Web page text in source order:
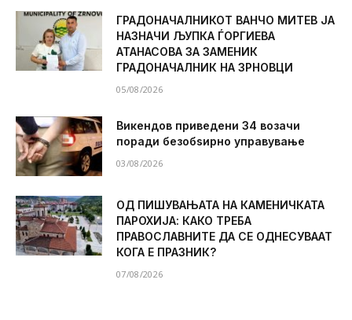
ГРАДОНАЧАЛНИКОТ ВАНЧО МИТЕВ ЈА
НАЗНАЧИ ЉУПКА ЃОРГИЕВА
АТАНАСОВА ЗА ЗАМЕНИК
ГРАДОНАЧАЛНИК НА ЗРНОВЦИ
05/08/2026
Викендов приведени 34 возачи
поради безобѕирно управување
03/08/2026
ОД ПИШУВАЊАТА НА КАМЕНИЧКАТА
ПАРОХИЈА: КАКО ТРЕБА
ПРАВОСЛАВНИТЕ ДА СЕ ОДНЕСУВААТ
КОГА Е ПРАЗНИК?
07/08/2026